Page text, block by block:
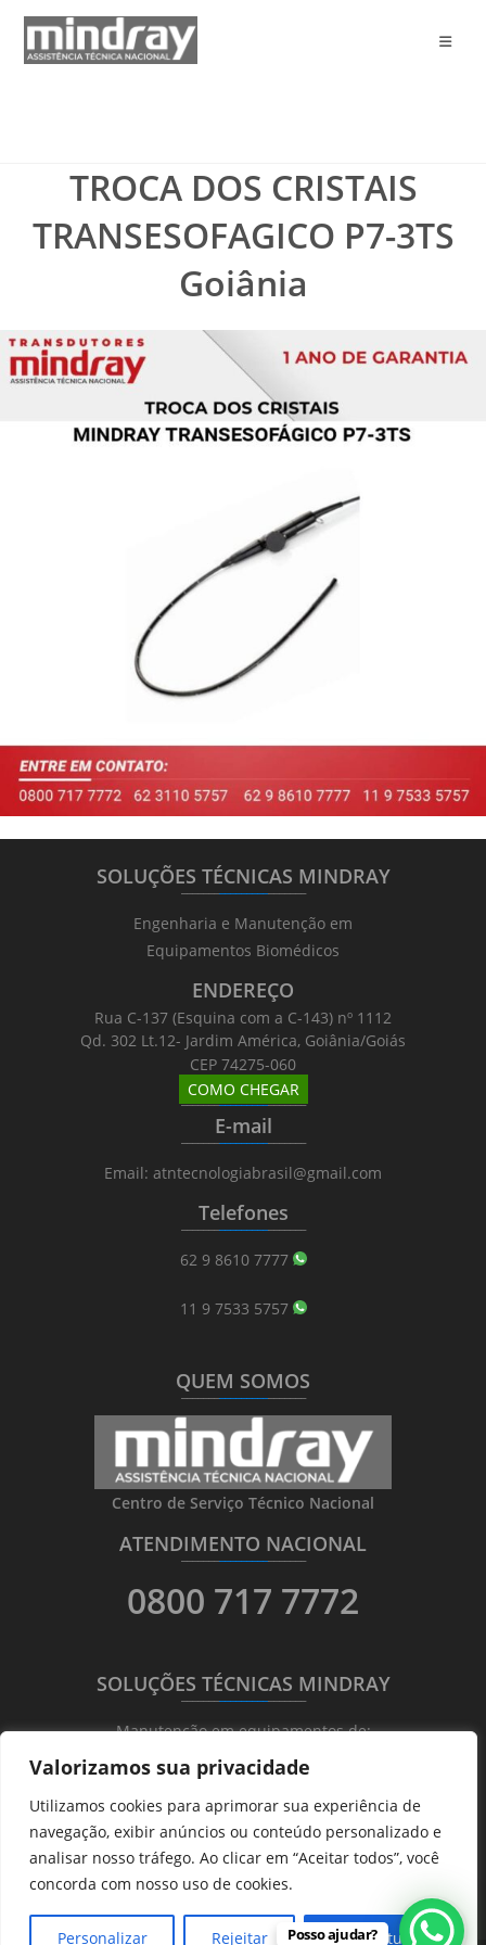
Valorizamos sua privacidade
Utilizamos cookies para aprimorar sua experiência de
navegação, exibir anúncios ou conteúdo personalizado e
analisar nosso tráfego. Ao clicar em “Aceitar todos”, você
concorda com nosso uso de cookies.
Personalizar Rejeitar Aceitar tudo
TROCA DOS CRISTAIS
TRANSESOFAGICO P7-3TS
Goiânia
SOLUÇÕES TÉCNICAS MINDRAY
_______________________
Engenharia e Manutenção em
Equipamentos Biomédicos
ENDEREÇO
Rua C-137 (Esquina com a C-143) nº 1112
Qd. 302 Lt.12- Jardim América, Goiânia/Goiás
CEP 74275-060
COMO CHEGAR
_______________________
E-mail
_______________________
Email: atntecnologiabrasil@gmail.com
Telefones
_______________________
62 9 8610 7777
11 9 7533 5757
QUEM SOMOS
_______________________
Centro de Serviço Técnico Nacional
ATENDIMENTO NACIONAL
_______________________
0800 717 7772
SOLUÇÕES TÉCNICAS MINDRAY
_______________________
Manutenção em equipamentos de:
Ultrassonografia
Ecocardiografia
Transdutores
Hematológicos
Posso ajudar?